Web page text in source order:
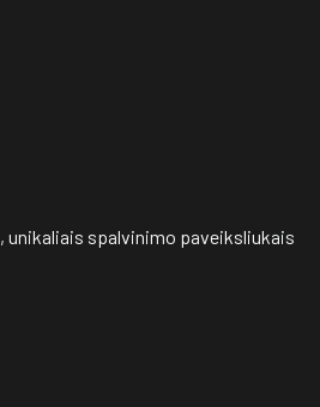
unikaliais spalvinimo paveiksliukais